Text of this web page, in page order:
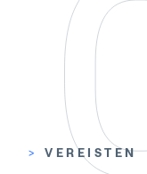
> VEREISTEN